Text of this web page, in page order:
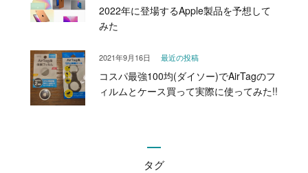
2022年に登場するApple製品を予想して
みた
最近の投稿
コスパ最強100均(ダイソー)でAirTagのフ
ィルムとケース買って実際に使ってみた!!
2021年9月16日
タグ